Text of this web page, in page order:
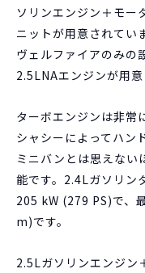
ソリンエンジン＋モー
ニットが用意されてい
ヴェルファイアのみの
2.5LNAエンジンが用意
ターボエンジンは非常
シャシーによってハン
ミニバンとは思えない
能です。2.4Lガソリン
205 kW (279 PS)で、
m)です。
2.5Lガソリンエンジン